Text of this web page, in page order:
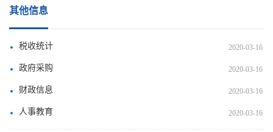
其他信息
税收统计 2020-03-16
政府采购 2020-03-16
财政信息 2020-03-16
人事教育 2020-03-16